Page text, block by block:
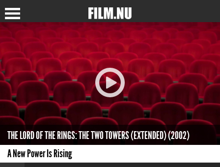
THE LORD OF THE RINGS: THE TWO TOWERS (EXTENDED) (2002)
A New Power Is Rising